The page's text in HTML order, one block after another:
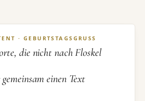
· GEBURTSTAGSGRUSS
die nicht nach Floskel
einen Text